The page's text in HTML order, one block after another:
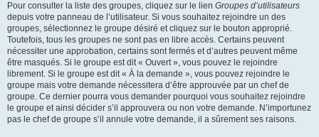
Pour consulter la liste des groupes, cliquez sur le lien Groupes d’utilisateurs
depuis votre panneau de l’utilisateur. Si vous souhaitez rejoindre un des
groupes, sélectionnez le groupe désiré et cliquez sur le bouton approprié.
Toutefois, tous les groupes ne sont pas en libre accès. Certains peuvent
nécessiter une approbation, certains sont fermés et d’autres peuvent même
être masqués. Si le groupe est dit « Ouvert », vous pouvez le rejoindre
librement. Si le groupe est dit « À la demande », vous pouvez rejoindre le
groupe mais votre demande nécessitera d’être approuvée par un chef de
groupe. Ce dernier pourra vous demander pourquoi vous souhaitez rejoindre
le groupe et ainsi décider s’il approuvera ou non votre demande. N’importunez
pas le chef de groupe s’il annule votre demande, il a sûrement ses raisons.